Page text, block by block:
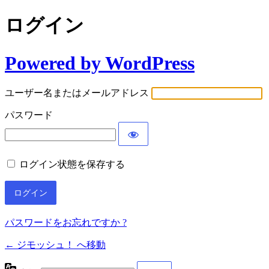
ログイン
Powered by WordPress
ユーザー名またはメールアドレス
パスワード
ログイン状態を保存する
パスワードをお忘れですか ?
← ジモッシュ！ へ移動